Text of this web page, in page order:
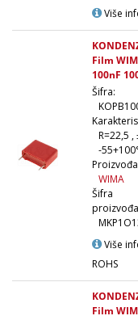
Više
Film
100nF
Šifra:
R=22,5 ,
-
WIMA
Šifra
Više
ROHS
Film